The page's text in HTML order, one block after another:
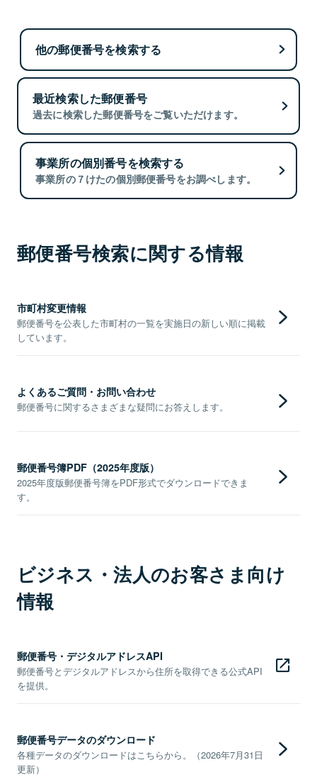
他の郵便番号を検索する
最近検索した郵便番号
過去に検索した郵便番号をご覧いただけます。
事業所の個別番号を検索する
事業所の７けたの個別郵便番号をお調べします。
郵便番号検索に関する情報
市町村変更情報
郵便番号を公表した市町村の一覧を実施日の新しい順に掲載
しています。
よくあるご質問・お問い合わせ
郵便番号に関するさまざまな疑問にお答えします。
郵便番号簿PDF（2025年度版）
2025年度版郵便番号簿をPDF形式でダウンロードできま
す。
ビジネス・法人のお客さま向け
情報
郵便番号・デジタルアドレスAPI
郵便番号とデジタルアドレスから住所を取得できる公式API
を提供。
郵便番号データのダウンロード
各種データのダウンロードはこちらから。（2026年7月31日
更新）